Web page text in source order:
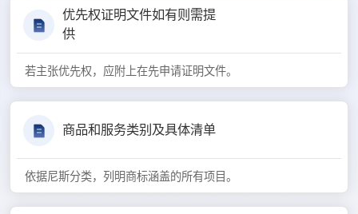
优先权证明文件如有则需提
供
若主张优先权，应附上在先申请证明文件。
商品和服务类别及具体清单
依据尼斯分类，列明商标涵盖的所有项目。